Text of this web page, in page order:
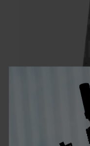
PTS ODIN M12 Sidewinder